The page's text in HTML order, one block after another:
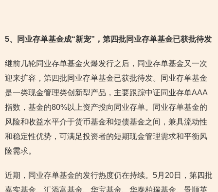
5、同业存单基金成“新宠”，第四批同业存单基金已获批待发
继前几轮同业存单基金火爆发行之后，同业存单基金又一次
迎来扩容，第四批同业存单基金已获批待发。同业存单基金
是一类现金管理类创新型产品，主要跟踪中证同业存单AAA
指数，基金的80%以上资产投向同业存单。同业存单基金的
风险和收益水平介于货币基金和短债基金之间，兼具流动性
和稳定性优势，可满足投资者的短期现金管理需求和平衡风
险需求。
近期，同业存单基金的发行热度仍在持续。5月20日，第四批
嘉实基金、汇添富基金、华宝基金、华泰柏瑞基金、景顺英